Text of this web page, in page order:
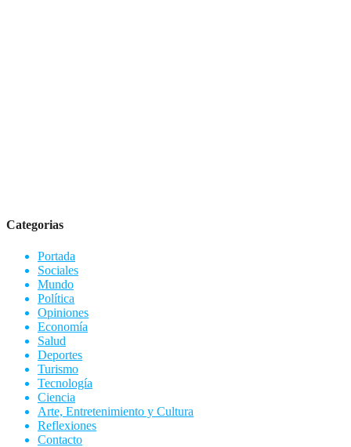
Categorias
Portada
Sociales
Mundo
Política
Opiniones
Economía
Salud
Deportes
Turismo
Tecnología
Ciencia
Arte, Entretenimiento y Cultura
Reflexiones
Contacto